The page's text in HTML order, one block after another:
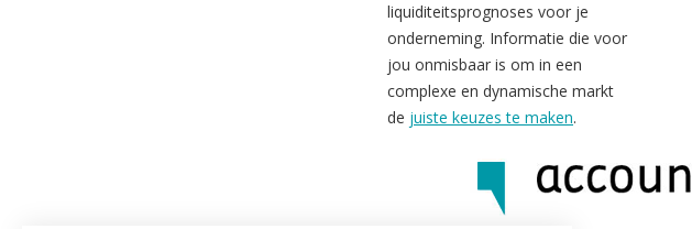
liquiditeitsprognoses voor je
onderneming. Informatie die voor
jou onmisbaar is om in een
complexe en dynamische markt
de juiste keuzes te maken.